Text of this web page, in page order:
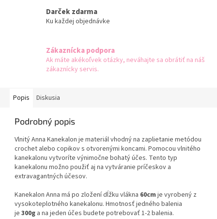
Darček zdarma
Ku každej objednávke
Zákaznícka podpora
Ak máte akékoľvek otázky, neváhajte sa obrátiť na náš
zákaznícky servis.
Popis Diskusia
Podrobný popis
Vlnitý Anna Kanekalon je materiál vhodný na zaplietanie metódou
crochet alebo copikov s otvorenými koncami. Pomocou vlnitého
kanekalonu vytvoríte výnimočne bohatý účes. Tento typ
kanekalonu možno použiť aj na vytváranie príčeskov a
extravagantných účesov.
Kanekalon Anna má po zložení dĺžku vlákna 60cm je vyrobený z
vysokoteplotného kanekalonu. Hmotnosť jedného balenia
je 300g a na jeden účes budete potrebovať 1-2 balenia.